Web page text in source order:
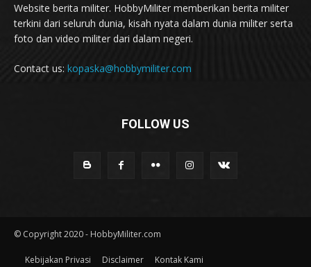
Website berita militer. HobbyMiliter memberikan berita militer
terkini dari seluruh dunia, kisah nyata dalam dunia militer serta
foto dan video militer dari dalam negeri.
Contact us: kopaska@hobbymiliter.com
FOLLOW US
© Copyright 2020 - HobbyMiliter.com
Kebijakan Privasi Disclaimer Kontak Kami